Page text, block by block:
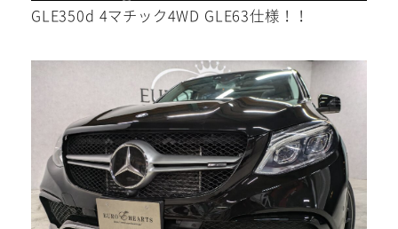
お電話
GLE350d 4マチック4WD GLE63仕様！！